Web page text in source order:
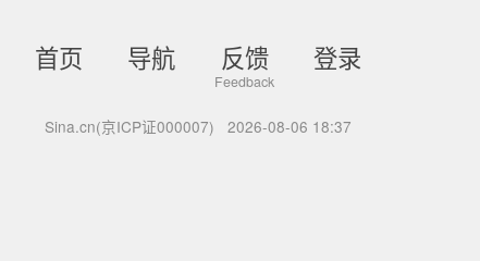
首页 导航 反馈 登录
Sina.cn(京ICP证000007) 2026-08-06 18:37